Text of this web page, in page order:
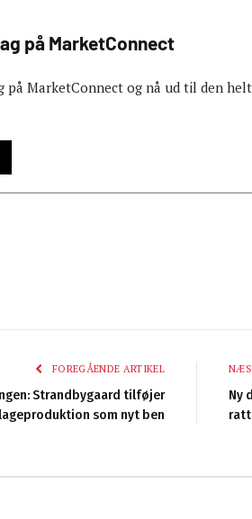
på MarketConnect
på MarketConnect og nå ud til den
FOREGÅENDE ARTIKEL
Strandbygaard tilføjer
som nyt ben
Ny